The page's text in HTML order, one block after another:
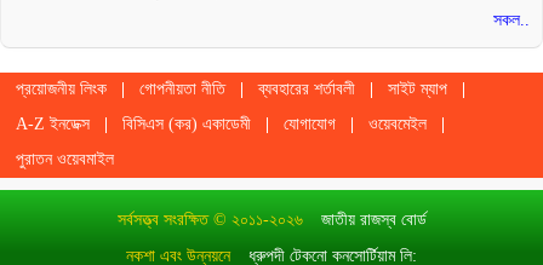
সকল..
প্রয়োজনীয় লিংক গোপনীয়তা নীতি ব্যবহারের শর্তাবলী
সাইট ম্যাপ
A-Z ইনডেক্স
বিসিএস (কর) একাডেমী যোগাযোগ
ওয়েবমেইল
পুরাতন ওয়েবমাইল
সর্বসত্ত্ব সংরক্ষিত © ২০১১-২০২৬ জাতীয় রাজস্ব বোর্ড
নকশা এবং উন্নয়নে ধ্রুপদী টেকনো কনসোর্টিয়াম লি: